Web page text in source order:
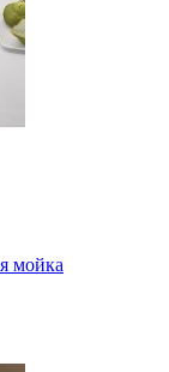
мойка